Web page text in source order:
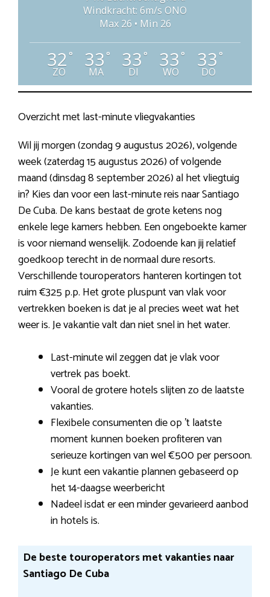
Windkracht: 6m/s ONO
Max 26 • Min 26
32°
ZO
33°
MA
33°
DI
33°
WO
33°
DO
Overzicht met last-minute vliegvakanties
Wil jij morgen (zondag 9 augustus 2026), volgende
week (zaterdag 15 augustus 2026) of volgende
maand (dinsdag 8 september 2026) al het vliegtuig
in? Kies dan voor een last-minute reis naar Santiago
De Cuba. De kans bestaat de grote ketens nog
enkele lege kamers hebben. Een ongeboekte kamer
is voor niemand wenselijk. Zodoende kan jij relatief
goedkoop terecht in de normaal dure resorts.
Verschillende touroperators hanteren kortingen tot
ruim €325 p.p. Het grote pluspunt van vlak voor
vertrekken boeken is dat je al precies weet wat het
weer is. Je vakantie valt dan niet snel in het water.
Last-minute wil zeggen dat je vlak voor
vertrek pas boekt.
Vooral de grotere hotels slijten zo de laatste
vakanties.
Flexibele consumenten die op ’t laatste
moment kunnen boeken profiteren van
serieuze kortingen van wel €500 per persoon.
Je kunt een vakantie plannen gebaseerd op
het 14-daagse weerbericht
Nadeel isdat er een minder gevarieerd aanbod
in hotels is.
De beste touroperators met vakanties naar
Santiago De Cuba